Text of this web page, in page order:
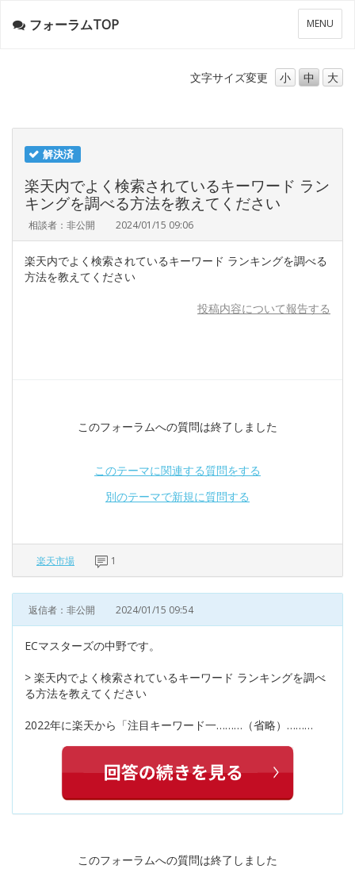
メ
ニ
ー
MENU
フォーラムTOP
文字サイズ変更 小 中 大
解決済
楽天内でよく検索されているキーワード ラン
キングを調べる方法を教えてください
相談者：非公開 2024/01/15 09:06
楽天内でよく検索されているキーワード ランキングを調べる
方法を教えてください
投稿内容について報告する
このフォーラムへの質問は終了しました
このテーマに関連する質問をする
別のテーマで新規に質問する
楽天市場 1
返信者：非公開 2024/01/15 09:54
ECマスターズの中野です。
> 楽天内でよく検索されているキーワード ランキングを調べ
る方法を教えてください
2022年に楽天から「注目キーワード一………（省略）………
このフォーラムへの質問は終了しました